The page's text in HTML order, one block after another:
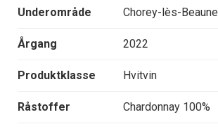
Underområde Chorey-lès-Beaune
Årgang 2022
Produktklasse Hvitvin
Råstoffer Chardonnay 100%